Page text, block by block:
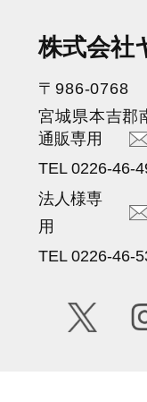
株式会社
〒986-0768
宮城県本吉郡
通販専用
TEL 0226-46-
法人様専
用
TEL 0226-46-